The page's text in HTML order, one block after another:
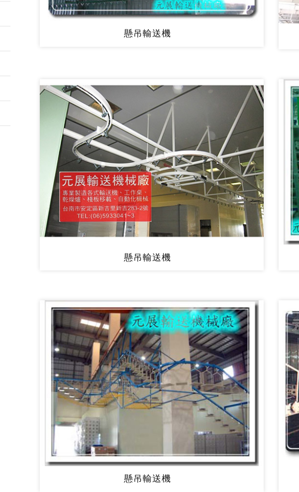
懸吊輸送機
懸吊輸送機
懸吊輸送機